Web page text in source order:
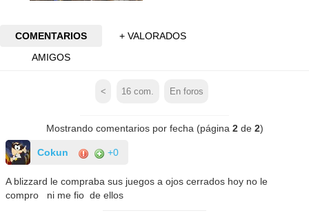
COMENTARIOS
+ VALORADOS
AMIGOS
< 16 com. En foros
Mostrando comentarios por fecha (página 2de 2)
Cokun +0
A blizzard le compraba sus juegos a ojos cerrados hoy no le
compro ni me fio de ellos